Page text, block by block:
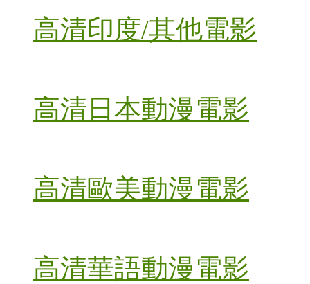
高清印度/其他電影
高清日本動漫電影
高清歐美動漫電影
高清華語動漫電影